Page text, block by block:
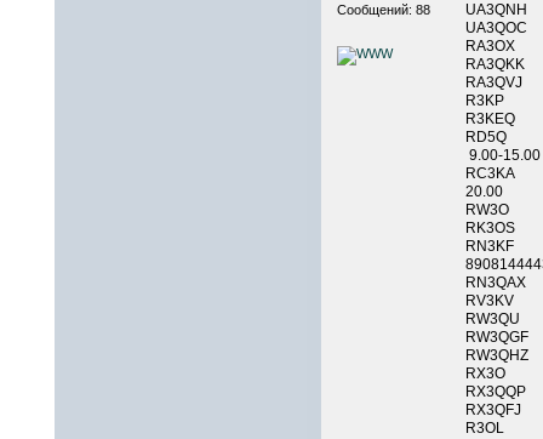
Сообщений: 88
RA3OX
R3KP
R3KEQ
RD5Q
9.00-15.00
20.00
RW3O
RK3OS
RW3QU
RX3O
R3OL